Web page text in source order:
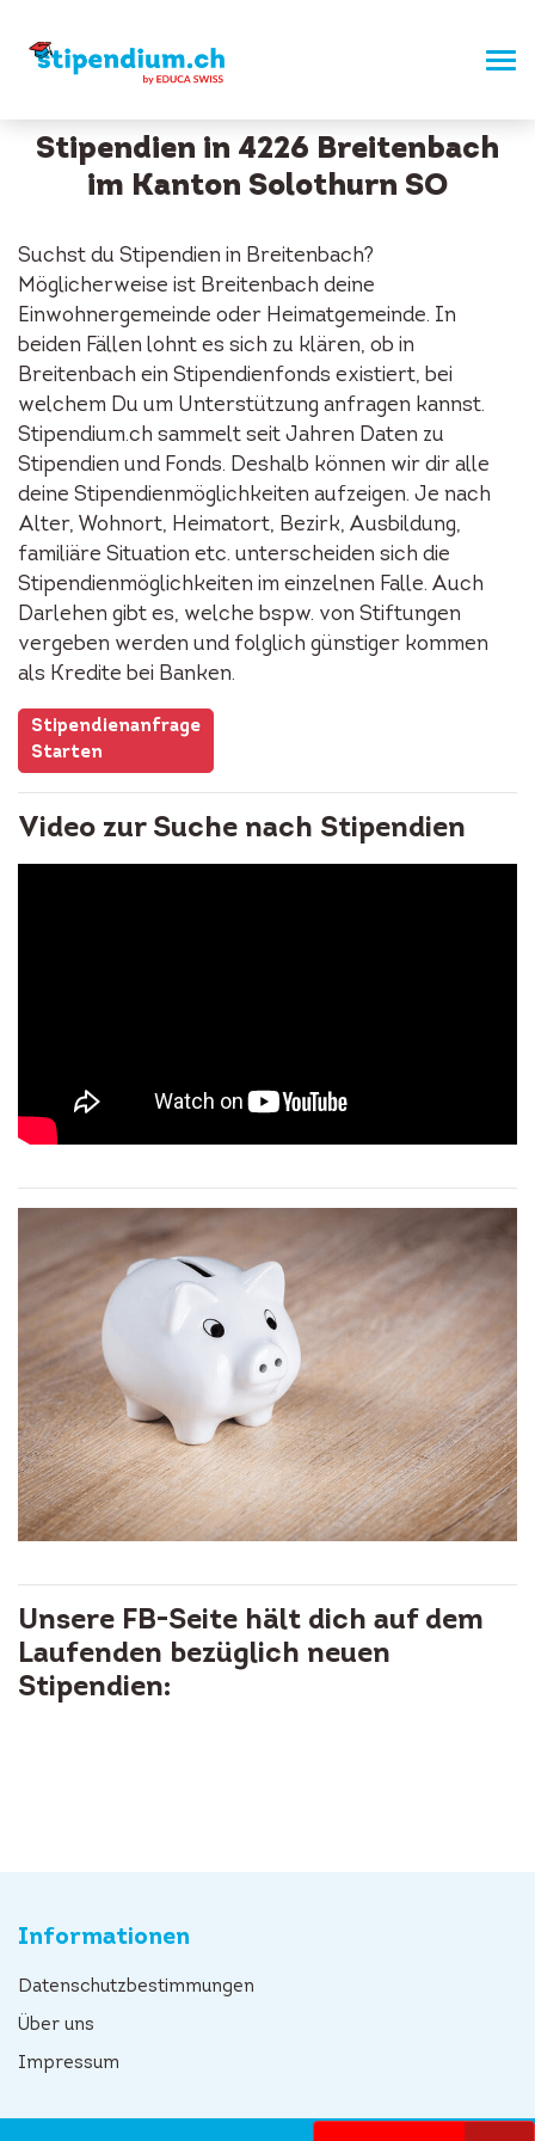
Stipendien in 4226 Breitenbach
im Kanton Solothurn SO
Suchst du Stipendien in Breitenbach?
Möglicherweise ist Breitenbach deine
Einwohnergemeinde oder Heimatgemeinde. In
beiden Fällen lohnt es sich zu klären, ob in
Breitenbach ein Stipendienfonds existiert, bei
welchem Du um Unterstützung anfragen kannst.
Stipendium.ch sammelt seit Jahren Daten zu
Stipendien und Fonds. Deshalb können wir dir alle
deine Stipendienmöglichkeiten aufzeigen. Je nach
Alter, Wohnort, Heimatort, Bezirk, Ausbildung,
familiäre Situation etc. unterscheiden sich die
Stipendienmöglichkeiten im einzelnen Falle. Auch
Darlehen gibt es, welche bspw. von Stiftungen
vergeben werden und folglich günstiger kommen
als Kredite bei Banken.
Stipendienanfrage
Starten
Video zur Suche nach Stipendien
Unsere FB-Seite hält dich auf dem
Laufenden bezüglich neuen
Stipendien:
Informationen
Datenschutzbestimmungen
Über uns
Impressum